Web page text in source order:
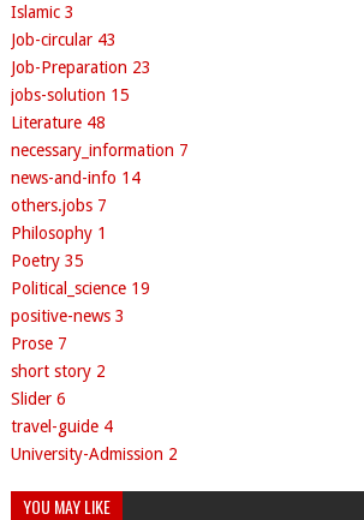
Islamic 3
Job-circular 43
Job-Preparation 23
jobs-solution 15
Literature 48
necessary_information 7
news-and-info 14
others.jobs 7
Philosophy 1
Poetry 35
Political_science 19
positive-news 3
Prose 7
short story 2
Slider 6
travel-guide 4
University-Admission 2
YOU MAY LIKE